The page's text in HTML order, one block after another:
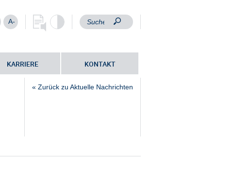
A-
KARRIERE KONTAKT
« Zurück zu Aktuelle Nachrichten